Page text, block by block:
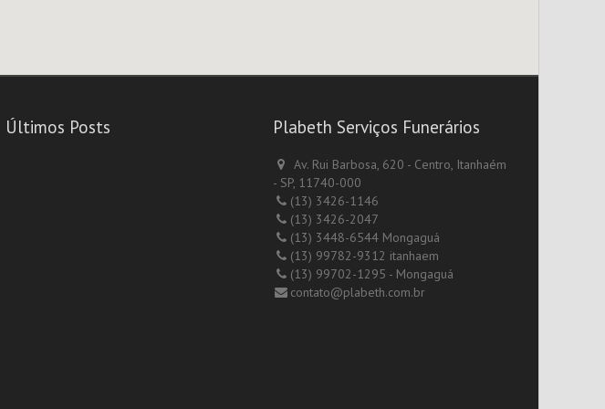
Últimos Posts Plabeth Serviços Funerários
Av. Rui Barbosa, 620 - Centro, Itanhaém
- SP, 11740-000
(13) 3426-1146
(13) 3426-2047
(13) 3448-6544 Mongaguá
(13) 99782-9312 itanhaem
(13) 99702-1295 - Mongaguá
contato@plabeth.com.br